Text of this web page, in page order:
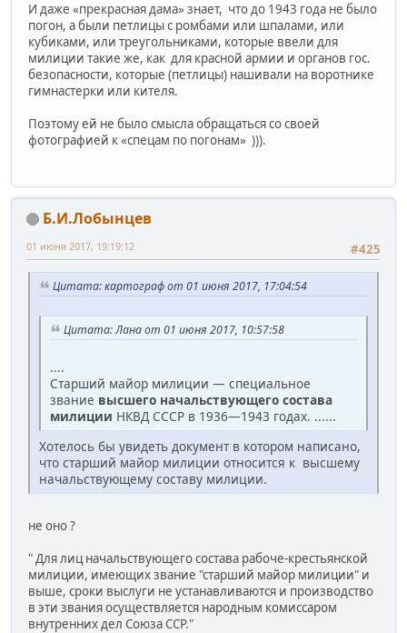
И даже «прекрасная дама» знает, что до 1943 года не было
погон, а были петлицы с ромбами или шпалами, или
кубиками, или треугольниками, которые ввели для
милиции такие же, как для красной армии и органов гос.
безопасности, которые (петлицы) нашивали на воротнике
гимнастерки или кителя.
Поэтому ей не было смысла обращаться со своей
фотографией к «спецам по погонам» ))).
Б.И.Лобынцев
#425
01 июня 2017, 19:19:12
Цитата: картограф от 01 июня 2017, 17:04:54
Цитата: Лана от 01 июня 2017, 10:57:58
....
Старший майор милиции — специальное
звание высшего начальствующего состава
милиции НКВД СССР в 1936—1943 годах. ......
Хотелось бы увидеть документ в котором написано,
что старший майор милиции относится к высшему
начальствующему составу милиции.
не оно ?
" Для лиц начальствующего состава рабоче-крестьянской
милиции, имеющих звание "старший майор милиции" и
выше, сроки выслуги не устанавливаются и производство
в эти звания осуществляется народным комиссаром
внутренних дел Союза ССР."